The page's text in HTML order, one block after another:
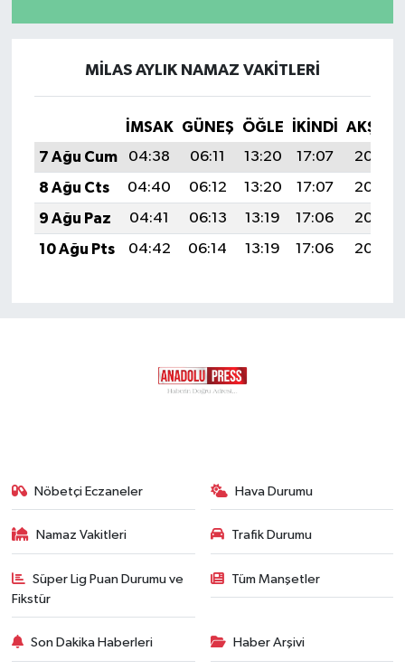
MILAS AYLIK NAMAZ VAKITLERI
İMSAK GÜNEŞ ÖĞLE İKINDI
AKŞAM
7 Ağu Cum
04:38 06:11 13:20 17:07
20:18
8 Ağu Cts
04:40 06:12 13:20 17:07
20:17
9 Ağu Paz
04:41 06:13 13:19 17:06
20:16
10 Ağu Pts
04:42 06:14 13:19 17:06 20:15
Nöbetçi Eczaneler Hava Durumu
Namaz Vakitleri Trafik Durumu
Süper Lig Puan Durumu ve
Fikstür
Tüm Manşetler
Son Dakika Haberleri Haber Arşivi